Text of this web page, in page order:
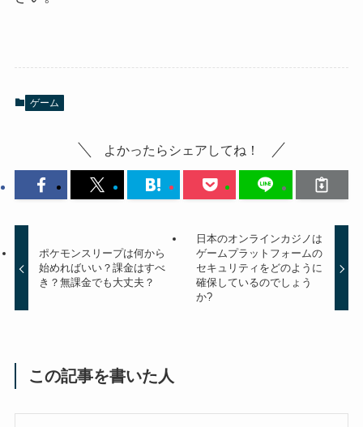
ゲーム
よかったらシェアしてね！
ポケモンスリープは何から
始めればいい？課金はすべ
き？無課金でも大丈夫？
日本のオンラインカジノは
ゲームプラットフォームの
セキュリティをどのように
確保しているのでしょう
か?
この記事を書いた人